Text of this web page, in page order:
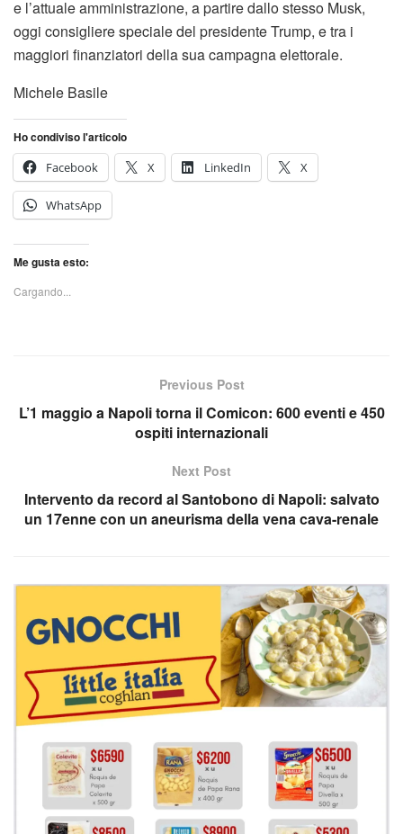
e l’attuale amministrazione, a partire dallo stesso Musk,
oggi consigliere speciale del presidente Trump, e tra i
maggiori finanziatori della sua campagna elettorale.
Michele Basile
Ho condiviso l'articolo
Facebook
X LinkedIn X
WhatsApp
Me gusta esto:
Cargando...
Previous Post
L’1 maggio a Napoli torna il Comicon: 600 eventi e 450
ospiti internazionali
Next Post
Intervento da record al Santobono di Napoli: salvato
un 17enne con un aneurisma della vena cava-renale